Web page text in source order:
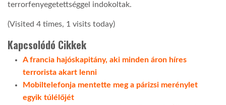
terrorfenyegetettséggel indokoltak.
(Visited 4 times, 1 visits today)
Kapcsolódó Cikkek
A francia hajóskapitány, aki minden áron híres
terrorista akart lenni
Mobiltelefonja mentette meg a párizsi merénylet
egyik túlélőjét